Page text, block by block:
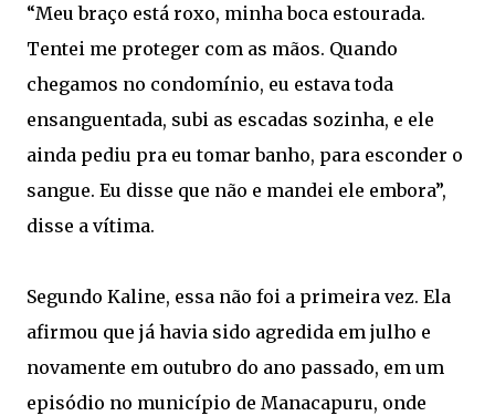
“Meu braço está roxo, minha boca estourada.
Tentei me proteger com as mãos. Quando
chegamos no condomínio, eu estava toda
ensanguentada, subi as escadas sozinha, e ele
ainda pediu pra eu tomar banho, para esconder o
sangue. Eu disse que não e mandei ele embora”,
disse a vítima.
Segundo Kaline, essa não foi a primeira vez. Ela
afirmou que já havia sido agredida em julho e
novamente em outubro do ano passado, em um
episódio no município de Manacapuru, onde